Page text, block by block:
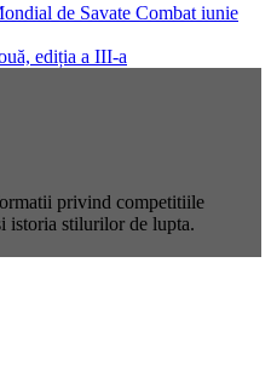
de Savate Combat iunie
ediția a III-a
privind competitiile
istoria stilurilor de lupta.